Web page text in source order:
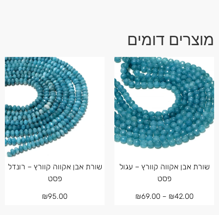
מוצרים דומים
שורת אבן אקווה קוורץ – עגול
פסט
₪42.00
–
₪69.00
שורת אבן אקווה קוורץ – רונדל
פסט
₪95.00